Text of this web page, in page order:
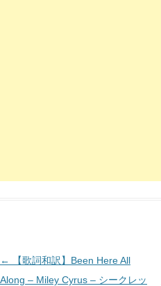
投
稿
←
【歌詞和訳】Been Here All
Along – Miley Cyrus – シークレッ